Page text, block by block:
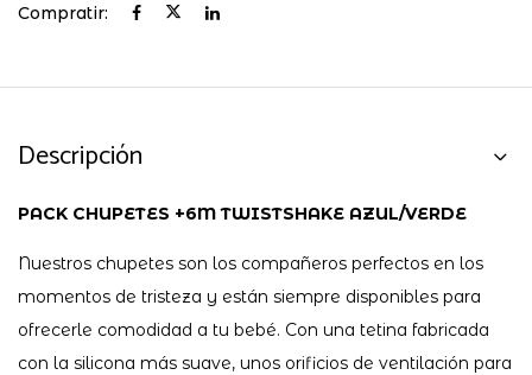
Compratir:
Descripción
PACK CHUPETES +6M TWISTSHAKE AZUL/VERDE
Nuestros chupetes son los compañeros perfectos en los
momentos de tristeza y están siempre disponibles para
ofrecerle comodidad a tu bebé. Con una tetina fabricada
con la silicona más suave, unos orificios de ventilación para